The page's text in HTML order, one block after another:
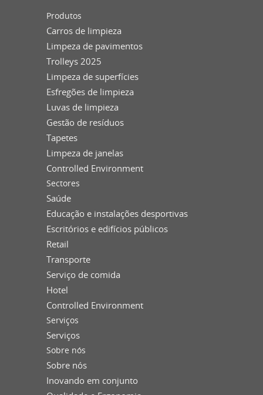
Produtos
Carros de limpieza
Limpeza de pavimentos
Trolleys 2025
Limpeza de superfícies
Esfregões de limpieza
Luvas de limpieza
Gestão de resíduos
Tapetes
Limpeza de janelas
Controlled Environment
Sectores
Saúde
Educação e instalações desportivas
Escritórios e edifícios públicos
Retail
Transporte
Serviço de comida
Hotel
Controlled Environment
Serviços
Serviços
Sobre nós
Sobre nós
Inovando em conjunto